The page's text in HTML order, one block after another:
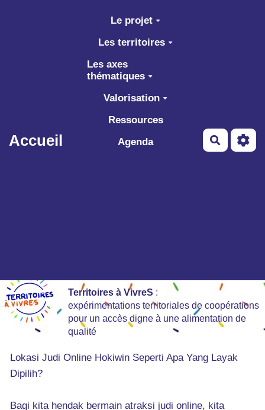
Aller au contenu principal
Accueil
Le projet
Les territoires
Les axes
thématiques
Valorisation
Ressources
Agenda
Territoires à VivreS :
expérimentations territoriales de coopérations
pour un accès digne à une alimentation de
qualité
Lokasi Judi Online Hokiwin Seperti Apa Yang Layak
Dipilih?
Bagi kita hendak bermain atraksi judi online, kita